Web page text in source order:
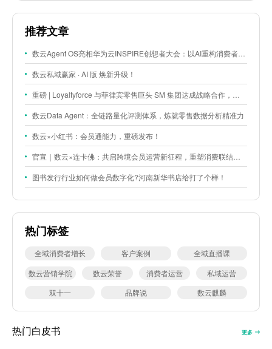
推荐文章
数云Agent OS亮相华为云INSPIRE创想者大会：以AI重构消费者运营与零售营销新范式
数云私域赢家 · AI 版 焕新升级！
重磅 | Loyaltyforce 与菲律宾零售巨头 SM 集团达成战略合作，携手开启 SMAC 会员数智化运营新征程
数云Data Agent：全链路量化评测体系，炼就零售数据分析精准力
数云×小红书：会员通能力，重磅发布！
官宣｜数云×连卡佛：共启跨境会员运营新征程，重塑消费联结新体验
图书发行行业如何做会员数字化?河南新华书店给打了个样！
热门标签
全域消费者增长 客户案例
全域直播课
数云营销学院
数云荣誉 消费者运营
私域运营
双十一
品牌说 数云麒麟
热门白皮书 更多